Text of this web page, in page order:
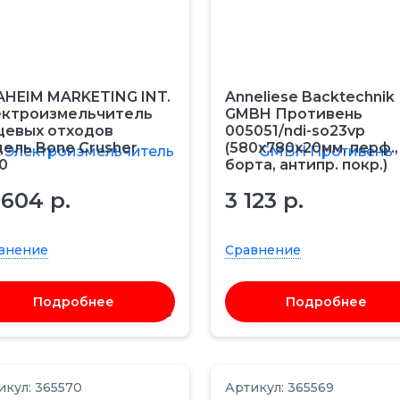
MARKETING INT.
отходов
Bone Crusher
р.
Подробнее
Anneliese Backtechnik
GMBH Противень
005051/ndi-so23vp
(580х780х20мм, перф.,
борта, антипр. покр.)
3 123 р.
Сравнение
Подробнее
365570 Артикул: 365569